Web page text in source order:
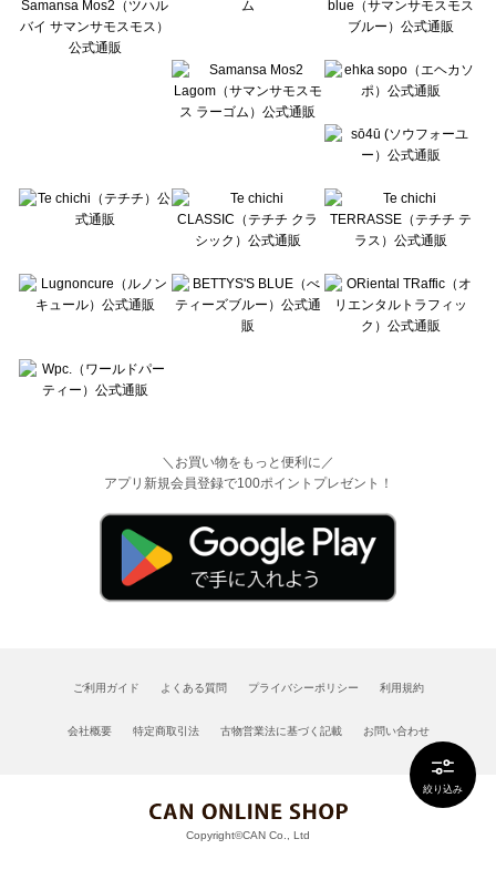
絞り込み
BETTY'S BLUE（べティーズブルー）のワンピース一覧
Wpc.（ワールドパーティー）のワンピース一覧
＼お買い物をもっと便利に／
アプリ新規会員登録で100ポイントプレゼント！
ご利用ガイド よくある質問 プライバシーポリシー 利用規約
会社概要 特定商取引法 古物営業法に基づく記載 お問い合わせ
Copyright©CAN Co., Ltd